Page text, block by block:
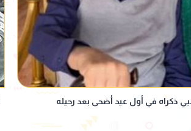
ذكراه في أول عيد أضحى بعد رحيله